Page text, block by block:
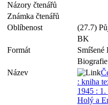
Názory čtenářů
Známka čtenářů
Oblíbenost
(27.7)
BK
Formát
Biografie
Název
: kniha
1945 :
Holý a